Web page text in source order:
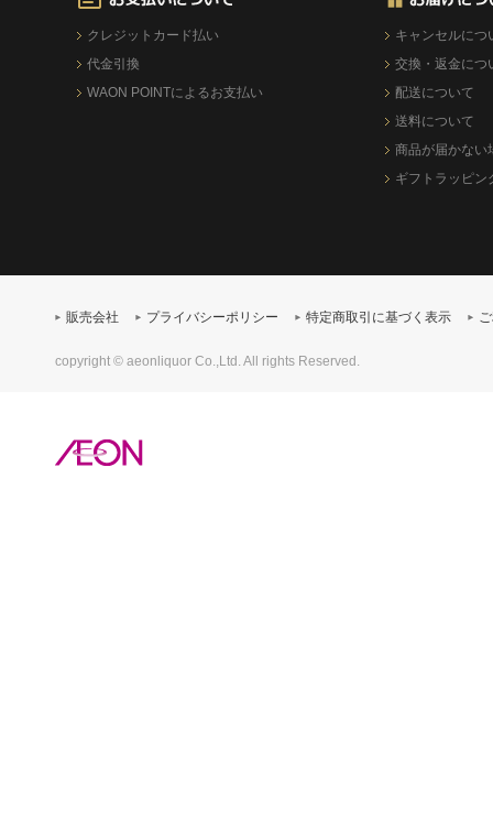
クレジットカード払い
代金引換
WAON POINTによるお支払い
キャンセルにつ
交換・返金につ
配送について
送料について
商品が届かない
ギフトラッピン
販売会社 プライバシーポリシー 特定商取引に基づく表示
copyright © aeonliquor Co.,Ltd. All rights Reserved.